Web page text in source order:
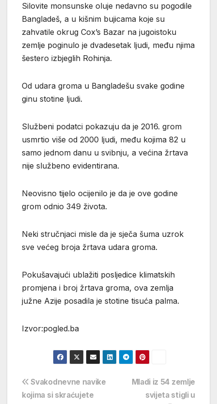
Silovite monsunske oluje nedavno su pogodile
Bangladeš, a u kišnim bujicama koje su
zahvatile okrug Cox’s Bazar na jugoistoku
zemlje poginulo je dvadesetak ljudi, među njima
šestero izbjeglih Rohinja.
Od udara groma u Bangladešu svake godine
ginu stotine ljudi.
Službeni podatci pokazuju da je 2016. grom
usmrtio više od 2000 ljudi, među kojima 82 u
samo jednom danu u svibnju, a većina žrtava
nije službeno evidentirana.
Neovisno tijelo ocijenilo je da je ove godine
grom odnio 349 života.
Neki stručnjaci misle da je sječa šuma uzrok
sve većeg broja žrtava udara groma.
Pokušavajući ublažiti posljedice klimatskih
promjena i broj žrtava groma, ova zemlja
južne Azije posadila je stotine tisuća palma.
Izvor:pogled.ba
Navigacija
Mladi iz 54 zemlje
svijeta stigli u
Svakodnevne navike
kojima si skraćujete